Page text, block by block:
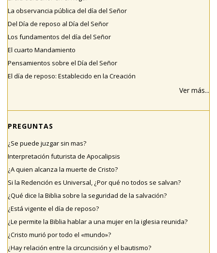
La observancia pública del día del Señor
Del Día de reposo al Día del Señor
Los fundamentos del día del Señor
El cuarto Mandamiento
Pensamientos sobre el Día del Señor
El día de reposo: Establecido en la Creación
Ver más...
PREGUNTAS
¿Se puede juzgar sin mas?
Interpretación futurista de Apocalipsis
¿A quien alcanza la muerte de Cristo?
Si la Redención es Universal, ¿Por qué no todos se salvan?
¿Qué dice la Biblia sobre la seguridad de la salvación?
¿Está vigente el día de reposo?
¿Le permite la Biblia hablar a una mujer en la iglesia reunida?
¿Cristo murió por todo el «mundo»?
¿Hay relación entre la circuncisión y el bautismo?